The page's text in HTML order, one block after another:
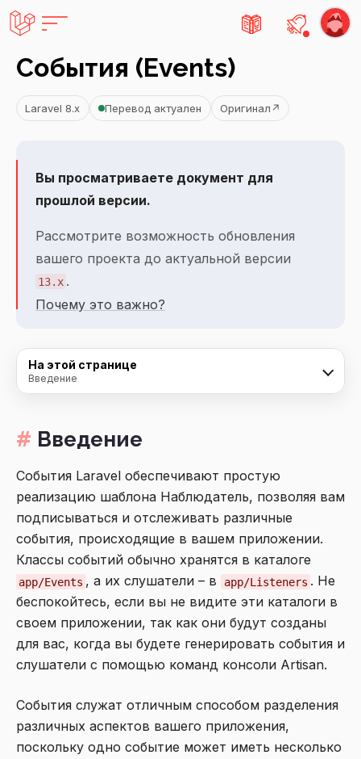
Есть не
События (Events)
Laravel 8.x Перевод актуален Оригинал ↗
Вы просматриваете документ для
прошлой версии.
Рассмотрите возможность обновления
вашего проекта до актуальной версии
13.x .
Почему это важно?
На этой странице
Введение
Введение
События Laravel обеспечивают простую
реализацию шаблона Наблюдатель, позволяя вам
подписываться и отслеживать различные
события, происходящие в вашем приложении.
Классы событий обычно хранятся в каталоге
app/Events , а их слушатели – в app/Listeners . Не
беспокойтесь, если вы не видите эти каталоги в
своем приложении, так как они будут созданы
для вас, когда вы будете генерировать события и
слушатели с помощью команд консоли Artisan.
События служат отличным способом разделения
различных аспектов вашего приложения,
поскольку одно событие может иметь несколько